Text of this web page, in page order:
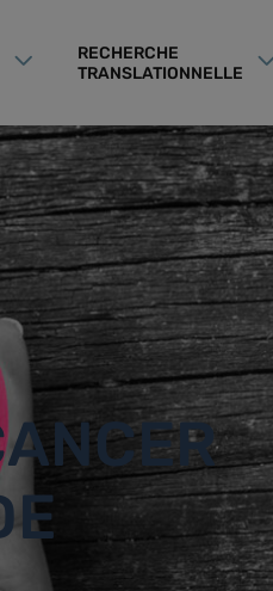
RECHERCHE
TRANSLATIONNELLE